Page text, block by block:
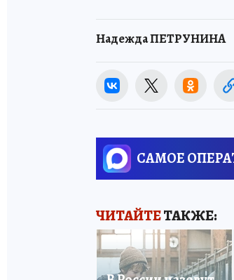
Надежда ПЕТРУНИНА
САМОЕ
ЧИТАЙТЕТАКЖЕ: